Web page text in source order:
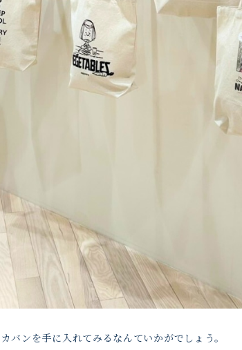
バンを手に入れてみるなんていかがでしょう。